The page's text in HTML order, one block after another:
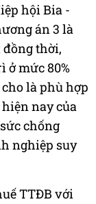
hội Bia -
án 3 là
thời,
ở mức 80%
là phù hợp
nay của
chống
nghiệp suy
TTĐB với